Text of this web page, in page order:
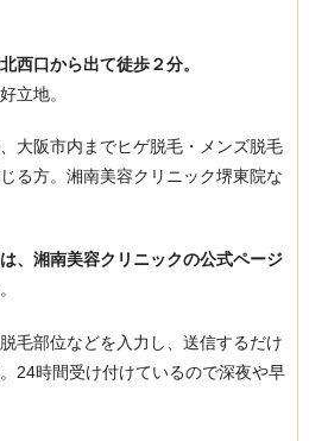
西口から出て徒歩２分。
立地。
大阪市内までヒゲ脱毛・メンズ脱毛
る方。湘南美容クリニック堺東院な
、湘南美容クリニックの公式ページ
毛部位などを入力し、送信するだけ
24時間受け付けているので深夜や早